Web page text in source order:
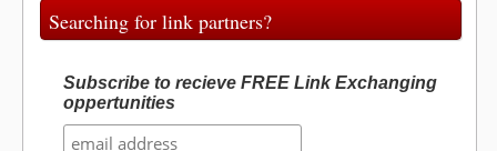
Searching for link partners?
Subscribe to recieve FREE Link Exchanging
oppertunities